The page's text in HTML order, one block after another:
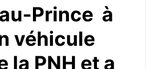
Prince à
véhicule
la PNH et a